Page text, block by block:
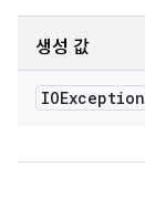
생성 값
IOException